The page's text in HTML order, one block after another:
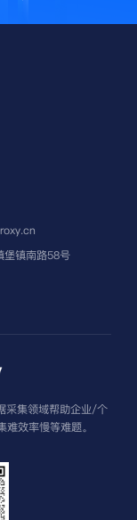
堡镇南路58号
采集领域帮助企业/个
效率慢等难题。